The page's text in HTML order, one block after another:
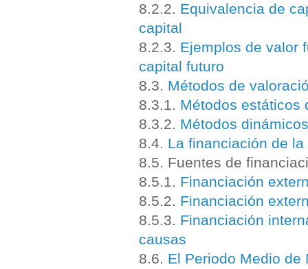
8.2.2. Equivalencia de
capital
8.2.3. Ejemplos de valor
capital futuro
8.3. Métodos de
8.3.1. Métodos estáticos
8.3.2. Métodos
8.4. La financiación de la
8.5. Fuentes de
8.5.1. Financiación
8.5.2. Financiación
8.5.3. Financiación
causas
8.6. El Periodo Medio de